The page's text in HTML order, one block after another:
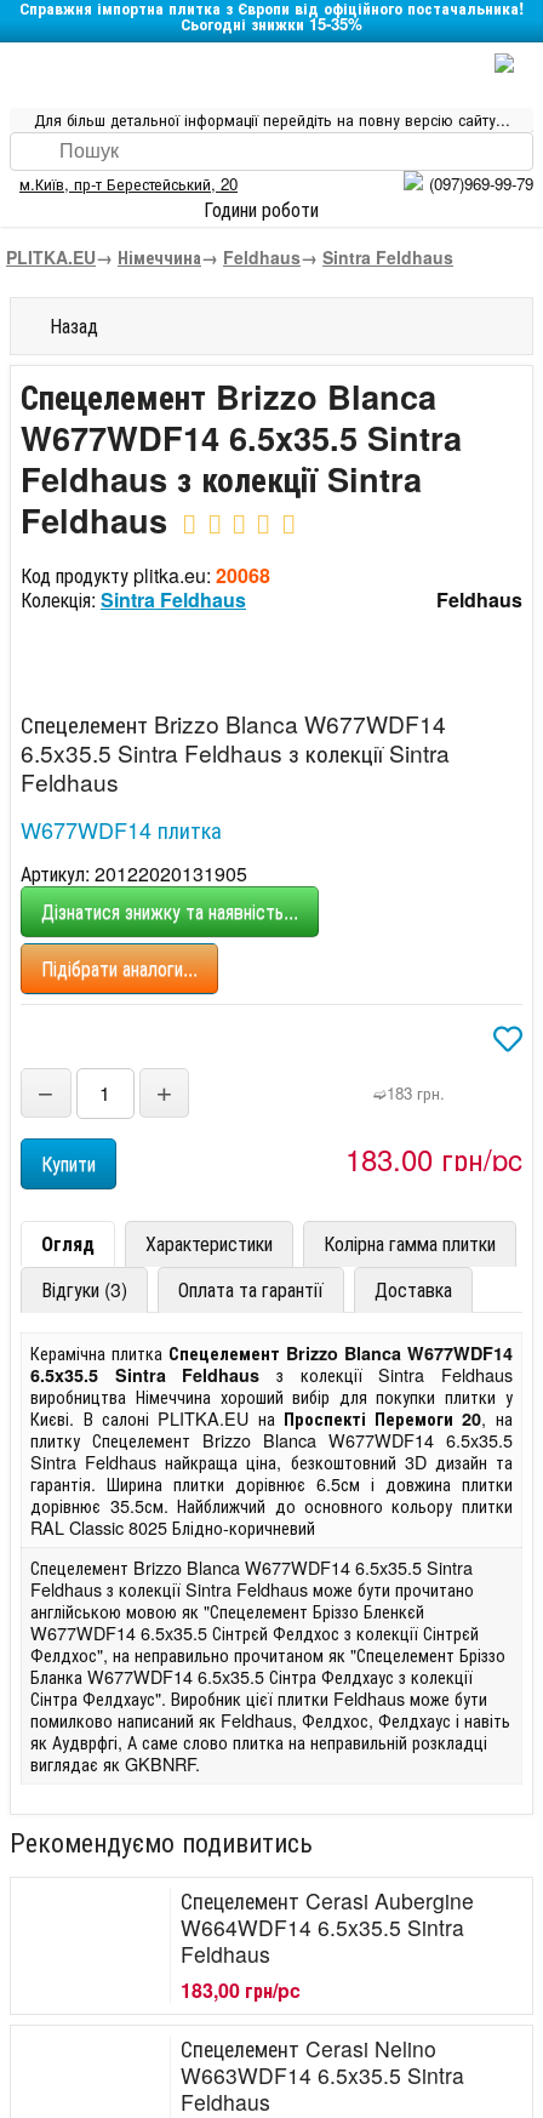
Справжня імпортна плитка з Європи від офіційного постачальника!
Сьогодні знижки 15-35%
Для більш детальної інформації перейдіть на повну версію сайту...
м.Київ, пр-т Берестейський, 20 (097)969-99-79
Години роботи
PLITKA.EU→ Німеччина→ Feldhaus→ Sintra Feldhaus
Назад
Спецелемент Brizzo Blanca
W677WDF14 6.5x35.5 Sintra
Feldhaus з колекції Sintra
Feldhaus
Код продукту plitka.eu: 20068
Колекція: Sintra Feldhaus Feldhaus
Спецелемент Brizzo Blanca W677WDF14
6.5x35.5 Sintra Feldhaus з колекції Sintra
Feldhaus
W677WDF14 плитка
Артикул: 20122020131905
Дізнатися знижку та наявність...
Підібрати аналоги...
− + ➫183 грн.
183,00 грн/pc
Огляд Характеристики
Колірна гамма плитки
Відгуки (3)
Оплата та гарантії Доставка
Керамічна плитка Спецелемент Brizzo Blanca W677WDF14
6.5x35.5 Sintra Feldhaus з колекції Sintra Feldhaus
виробництва Німеччина хороший вибір для покупки плитки у
Києві. В салоні PLITKA.EU на Проспекті Перемоги 20, на
плитку Спецелемент Brizzo Blanca W677WDF14 6.5x35.5
Sintra Feldhaus найкраща ціна, безкоштовний 3D дизайн та
гарантія. Ширина плитки дорівнює 6.5см і довжина плитки
дорівнює 35.5см. Найближчий до основного кольору плитки
RAL Classic 8025 Блідно-коричневий
Спецелемент Brizzo Blanca W677WDF14 6.5x35.5 Sintra
Feldhaus з колекції Sintra Feldhaus може бути прочитано
англійською мовою як "Спецелемент Бріззо Бленкєй
W677WDF14 6.5x35.5 Сінтрєй Фелдхос з колекції Сінтрєй
Фелдхос", на неправильно прочитаном як "Спецелемент Бріззо
Бланка W677WDF14 6.5x35.5 Сінтра Фелдхаус з колекції
Сінтра Фелдхаус". Виробник цієї плитки Feldhaus може бути
помилково написаний як Feldhaus, Фелдхос, Фелдхаус і навіть
як Аудврфгі, А саме слово плитка на неправильній розкладці
виглядає як GKBNRF.
Рекомендуємо подивитись
Спецелемент Cerasi Aubergine
W664WDF14 6.5x35.5 Sintra
Feldhaus
183,00 грн/pc
Спецелемент Cerasi Nelino
W663WDF14 6.5x35.5 Sintra
Feldhaus